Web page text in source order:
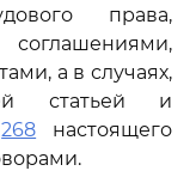
права,
соглашениями,
а в случаях,
статьей и
268 настоящего